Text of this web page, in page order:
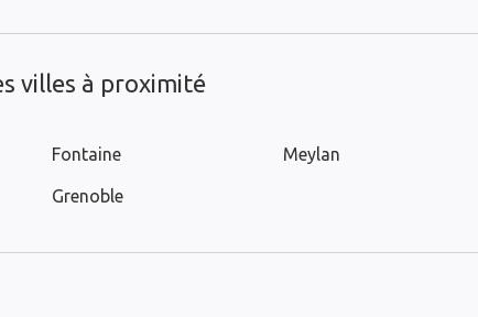
villes à proximité
Fontaine
Grenoble
Meylan